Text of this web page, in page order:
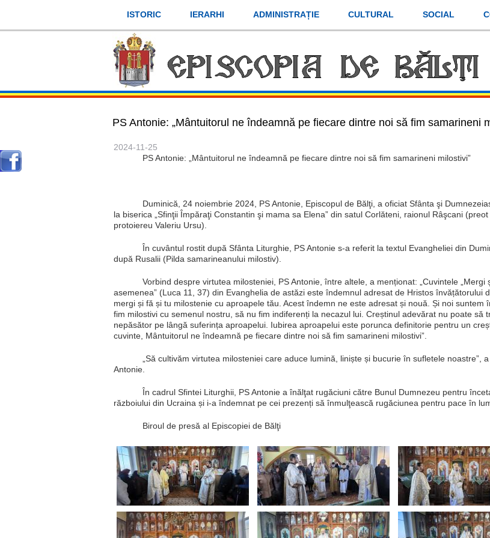
ISTORIC IERARHI ADMINISTRAȚIE CULTURAL SOCIAL
PS Antonie: „Mântuitorul ne îndeamnă pe fiecare dintre noi să fim samarineni
2024-11-25
PS Antonie: „Mântuitorul ne îndeamnă pe fiecare dintre noi să fim samarineni milostivi”
Duminică, 24 noiembrie 2024, PS Antonie, Episcopul de Bălţi, a oficiat Sfânta şi
la biserica „Sfinţii Împăraţi Constantin şi mama sa Elena” din satul Corlăteni, raionul Râşcani
protoiereu Valeriu Ursu).
În cuvântul rostit după Sfânta Liturghie, PS Antonie s-a referit la textul Evangheliei din
după Rusalii (Pilda samarineanului milostiv).
Vorbind despre virtutea milosteniei, PS Antonie, între altele, a menționat: „Cuvintele „Mergi
asemenea” (Luca 11, 37) din Evanghelia de astăzi este îndemnul adresat de Hristos învățătorului
mergi și fă și tu milostenie cu aproapele tău. Acest îndemn ne este adresat și nouă. Și noi suntem
fim milostivi cu semenul nostru, să nu fim indiferenți la necazul lui. Creștinul adevărat nu poate să
nepăsător pe lângă suferința aproapelui. Iubirea aproapelui este porunca definitorie pentru un
cuvinte, Mântuitorul ne îndeamnă pe fiecare dintre noi să fim samarineni milostivi”.
„Să cultivăm virtutea milosteniei care aduce lumină, liniște și bucurie în sufletele noastre”,
Antonie.
În cadrul Sfintei Liturghii, PS Antonie a înălţat rugăciuni către Bunul Dumnezeu pentru
războiului din Ucraina și i-a îndemnat pe cei prezenți să înmulţească rugăciunea pentru pace în
Biroul de presă al Episcopiei de Bălţi